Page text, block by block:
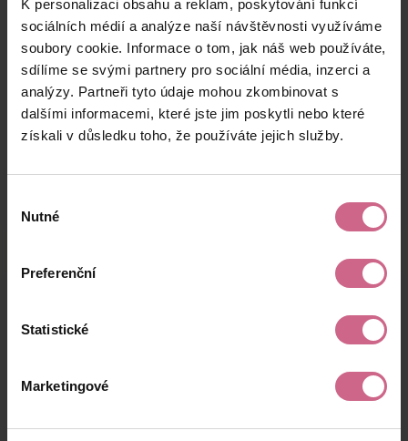
K personalizaci obsahu a reklam, poskytování funkcí
sociálních médií a analýze naší návštěvnosti využíváme
soubory cookie. Informace o tom, jak náš web používáte,
sdílíme se svými partnery pro sociální média, inzerci a
analýzy. Partneři tyto údaje mohou zkombinovat s
dalšími informacemi, které jste jim poskytli nebo které
získali v důsledku toho, že používáte jejich služby.
souhlasu
Nutné
Preferenční
Statistické
Marketingové
L****
J****
9. 4. 2025
20:02:18
V****
100 Kč
9. 4. 2025
19:41:31
297 Kč
P****
O****
200 Kč
9. 4. 2025
19:29:36
594 Kč
keyboard_arrow_left keyboard_arrow_right